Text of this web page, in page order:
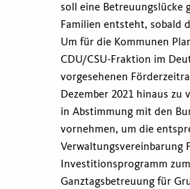
soll eine Betreuungslücke
Familien entsteht, sobald
Um für die Kommunen
CDU/CSU-Fraktion im
vorgesehenen
Dezember 2021 hinaus
in Abstimmung mit den
vornehmen, um die
Verwaltungsvereinbarung
Investitionsprogramm
Ganztagsbetreuung für